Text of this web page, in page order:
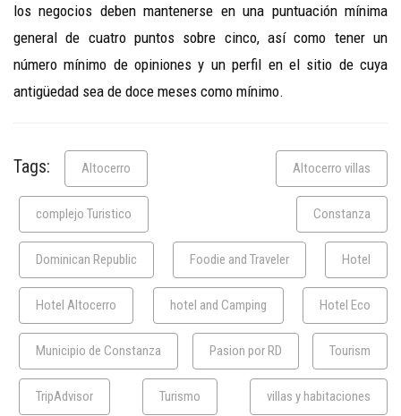
los negocios deben mantenerse en una puntuación mínima
general de cuatro puntos sobre cinco, así como tener un
número mínimo de opiniones y un perfil en el sitio de cuya
antigüedad sea de doce meses como mínimo.
Tags: Altocerro Altocerro villas
complejo Turistico Constanza
Dominican Republic Foodie and Traveler Hotel
Hotel Altocerro hotel and Camping Hotel Eco
Municipio de Constanza Pasion por RD Tourism
TripAdvisor Turismo villas y habitaciones